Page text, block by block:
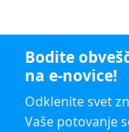
Bodite
na e-novice!
Odklenite svet
Vaše potovanje